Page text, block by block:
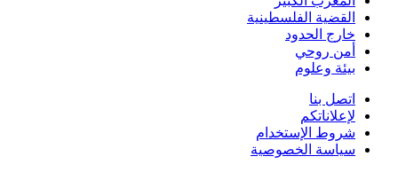
القضية الفلسطينية
خارج الحدود
أمن روحي
بيئة وعلوم
اتصل بنا
لإعلاناتكم
شروط الإستخدام
سياسة الخصوصية